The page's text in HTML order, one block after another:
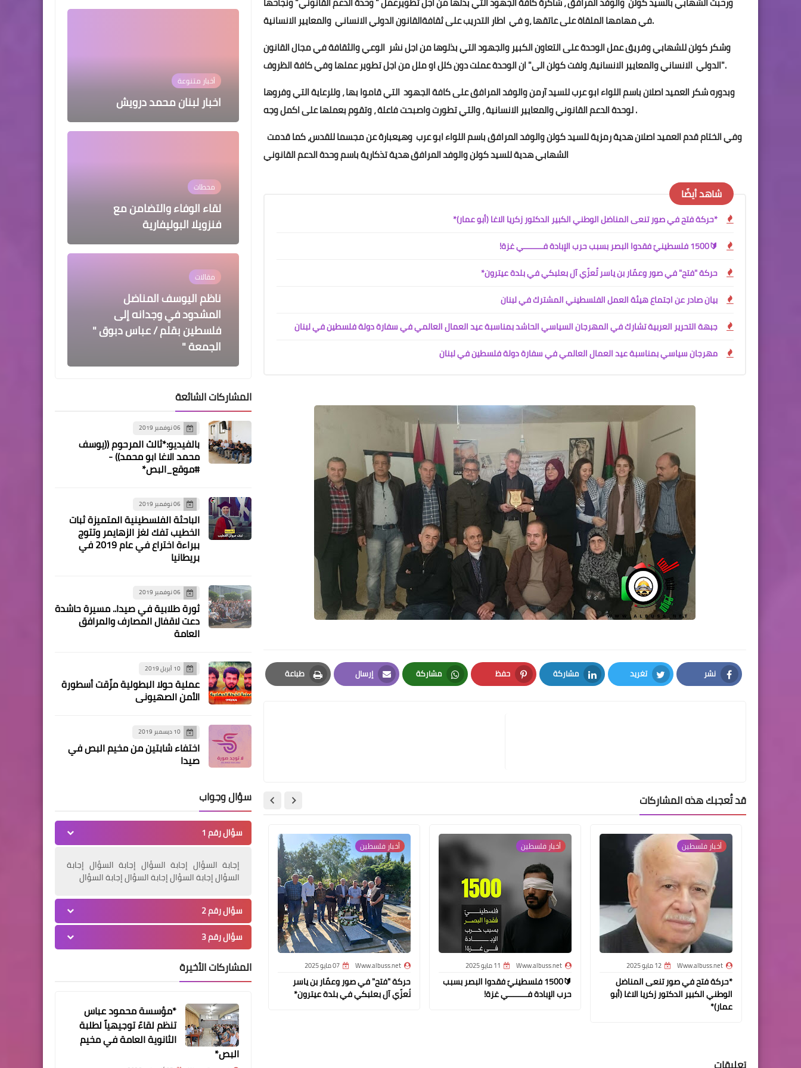
في مهامها الملقاة على عاتقها ،و في اطار التدريب على ثقافةالقانون الدولي الانساني والمعايير الانسانية.
وشكر كولن للشهابي وفريق عمل الوحدة على التعاون الكبير والجهود التي بذلوها من اجل نشر الوعي والثقافة في مجال القانون
الدولي الانساني والمعايير الانسانية، ولفت كولن الى" ان الوحدة عملت دون كلل او ملل من اجل تطوير عملها وفي كافة الظروف".
وبدوره شكر العميد اصلان باسم اللواء ابو عرب للسيد آرمن والوفد المرافق على كافة الجهود التي قاموا بها ، وللرعاية التي وفروها
لوحدة الدعم القانوني والمعايير الانسانية ، والتي تطورت واصبحت فاعلة ، وتقوم بعملها على اكمل وجه .
الشهابي هدية للسيد كولن والوفد المرافق هدية تذكارية باسم وحدة الدعم القانوني
شاهد أيضًا
*حركة فتح في صور تنعى المناضل الوطني الكبير الدكتور زكريا الاغا (أبو عمار)*
🔰1500 فلسطينيّ فقدوا البصر بسبب حرب الإبادة فــــــــي غزة!
حركة "فتح" في صور وعمّار بن ياسر تُعزّي آل بعلبكي في بلدة عيترون*
بيان صادر عن اجتماع هيئة العمل الفلسطيني المشترك في لبنان
جبهة التحرير العربية تشارك في المهرجان السياسي الحاشد بمناسبة عيد العمال العالمي في سفارة دولة فلسطين في لبنان
مهرجان سياسي بمناسبة عيد العمال العالمي في سفارة دولة فلسطين في لبنان
نشر
Facebook
تغريد
Twitter
مشاركة
LinkedIn
حفظ
Pinterest
مشاركة
Whatsapp
إرسال
Email
طباعة
Print
قد تُعجبك هذه المشاركات
أخبار فلسطين
Www.albuss.net 12 مايو 2025
*حركة فتح في صور تنعى المناضل
الوطني الكبير الدكتور زكريا الاغا (أبو
عمار)*
أخبار فلسطين
Www.albuss.net 11 مايو 2025
🔰1500 فلسطينيّ فقدوا البصر بسبب
حرب الإبادة فــــــــي غزة!
أخبار فلسطين
Www.albuss.net 07 مايو 2025
حركة "فتح" في صور وعمّار بن ياسر
تُعزّي آل بعلبكي في بلدة عيترون*
أخبار فلسطين
Www.albuss.net
بيان صادر عن اجتماع هيئة العمل
أخبار فلسطين
عيد العمال العالمي في
فلسطين في لبنان
Www.albuss.net
أخبار متنوعة
اخبار لبنان محمد درويش
Www.albuss.net
11 أغسطس 2017
محطات
لقاء الوفاء والتضامن مع
فنزويلا البوليفارية
مقالات
ناظم اليوسف المناضل
المشدود في وجدانه إلى
فلسطين بقلم / عباس دبوق "
الجمعة "
11 أغسطس 2017
منوعات
"البركسات" تواجه السياسات
الظالمة للأونروا بتعزيز
المساعي والتعاون الداخلي
Www.albuss.net
11 أغسطس 2017
مقالات
القائد المناضل واصل ابو يوسف
ومكانته الوطنية والقومية
الجمعة "
أخبار متنوعة
جبهة التحرير الفلسطينية
أخبار فلسطين
الخارج يدشن حملته الموسعة
ضد المؤتمر الصهيوني
الأفريقي
Www.albuss.net
11 أغسطس 2017
أخبار البص
افتتاح مسجد العودة في مخيم
الرشيدية‏
Www.albuss.net
الأخبار التقنية
AMD تطلق أسرع معالج
لحواسيب سطح المكتب في
المشاركات الشائعة
06 نوفمبر 2019
بالفيديو:*ثالث المرحوم ((يوسف
محمد الاغا ابو محمد)) -
#موقع_البص*
06 نوفمبر 2019
الباحثة الفلسطينية المتميزة ثبات
الخطيب تفك لغز الزهايمر وتتوج
ببراءة اختراع في عام 2019 في
بريطانيا
06 نوفمبر 2019
ثورة طلابية في صيدا.. مسيرة حاشدة
دعت لاقفال المصارف والمرافق
العامة
10 أبريل 2019
عملية حولا البطولية مزّقت أسطورة
الأمن الصهيوني
10 ديسمبر 2019
اختفاء شابتين من مخيم البص في
صيدا
سؤال وجواب
سؤال رقم 1
إجابة السؤال إجابة السؤال إجابة السؤال إجابة
السؤال إجابة السؤال إجابة السؤال إجابة السؤال
سؤال رقم 2
سؤال رقم 3
المشاركات الأخيرة
*مؤسسة محمود عباس
تنظم لقاءً توجيهياً لطلبة
الثانوية العامة في مخيم
البص*